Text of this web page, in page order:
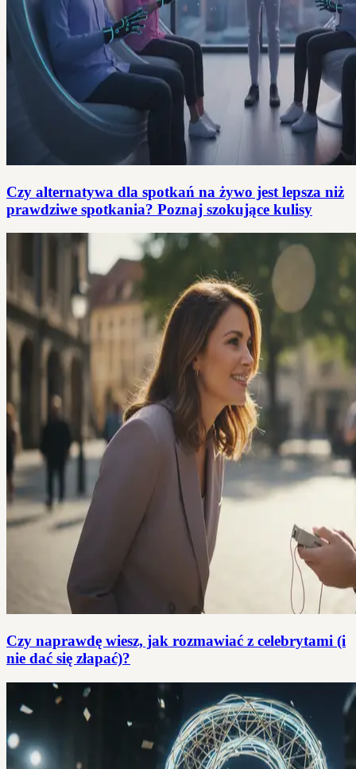
Czy alternatywa dla spotkań na żywo jest lepsza niż
prawdziwe spotkania? Poznaj szokujące kulisy
Czy naprawdę wiesz, jak rozmawiać z celebrytami (i
nie dać się złapać)?